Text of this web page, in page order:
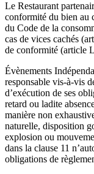
Le Restaurant
conformité du bien au
du Code de la
cas de vices cachés
de conformité (article
Évènements
responsable vis-à-vis
d’exécution de ses
retard ou ladite
manière non
naturelle, disposition
explosion ou
dans la clause 11
obligations de